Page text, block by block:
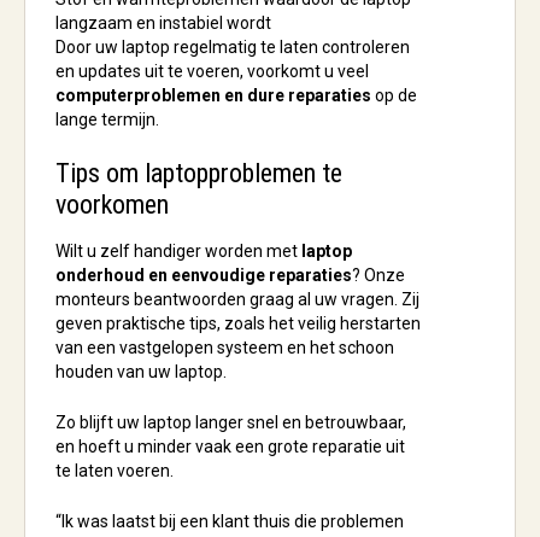
langzaam en instabiel wordt
Door uw laptop regelmatig te laten controleren
en updates uit te voeren, voorkomt u veel
computerproblemen en dure reparaties op de
lange termijn.
Tips om laptopproblemen te
voorkomen
Wilt u zelf handiger worden met laptop
onderhoud en eenvoudige reparaties? Onze
monteurs beantwoorden graag al uw vragen. Zij
geven praktische tips, zoals het veilig herstarten
van een vastgelopen systeem en het schoon
houden van uw laptop.
Zo blijft uw laptop langer snel en betrouwbaar,
en hoeft u minder vaak een grote reparatie uit
te laten voeren.
“Ik was laatst bij een klant thuis die problemen